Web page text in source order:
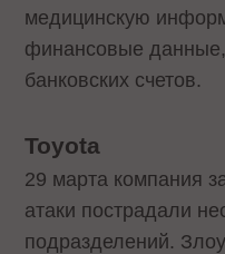
медицинскую
финансовые
банковских счетов.
Toyota
29 марта компания
атаки пострадали
подразделений.